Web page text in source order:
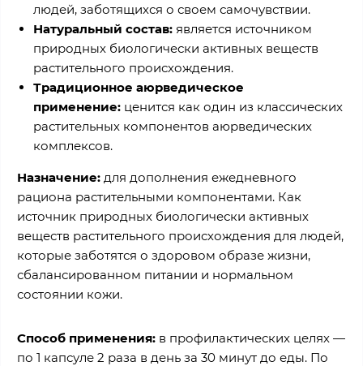
людей, заботящихся о своем самочувствии.
Натуральный состав: является источником
природных биологически активных веществ
растительного происхождения.
Традиционное аюрведическое
применение: ценится как один из классических
растительных компонентов аюрведических
комплексов.
Назначение: для дополнения ежедневного
рациона растительными компонентами. Как
источник природных биологически активных
веществ растительного происхождения для людей,
которые заботятся о здоровом образе жизни,
сбалансированном питании и нормальном
состоянии кожи.
Способ применения: в профилактических целях —
по 1 капсуле 2 раза в день за 30 минут до еды. По